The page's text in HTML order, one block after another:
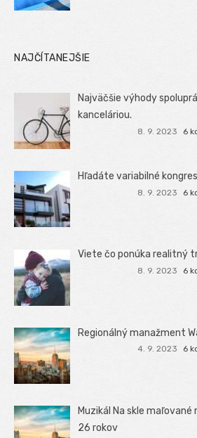
NAJČÍTANEJŠIE
Najväčšie výhody
kanceláriou.
8. 9. 2023 6
Hľadáte variabilné
8. 9. 2023 6
Viete čo ponúka realitný
8. 9. 2023 6
Regionálný manažment
4. 9. 2023 6
Muzikál Na skle
26 rokov